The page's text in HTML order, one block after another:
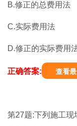
B.修正的总费用法
C.实际费用法
D.修正的实际费用
正确答案: 查看
第27题:下列施工现